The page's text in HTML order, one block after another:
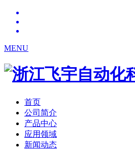
MENU
首页
公司简介
产品中心
应用领域
新闻动态